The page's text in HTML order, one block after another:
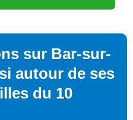
sur Bar-sur-
autour de ses
du 10